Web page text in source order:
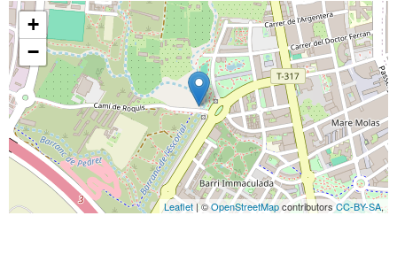
+
−
Leaflet | ©OpenStreetMapcontributors CC-BY-SA,